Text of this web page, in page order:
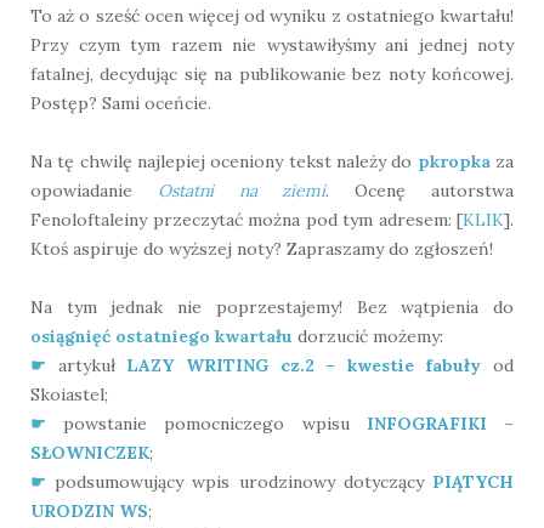
To aż o sześć ocen więcej od wyniku z ostatniego kwartału!
Przy czym tym razem nie wystawiłyśmy ani jednej noty
fatalnej, decydując się na publikowanie bez noty końcowej.
Postęp? Sami oceńcie.
Na tę chwilę najlepiej oceniony tekst należy do pkropkaza
opowiadanie Ostatni na ziemi. Ocenę autorstwa
Fenoloftaleiny przeczytać można pod tym adresem: [KLIK].
Ktoś aspiruje do wyższej noty? Zapraszamy do zgłoszeń!
Na tym jednak nie poprzestajemy! Bez wątpienia do
osiągnięć ostatniego kwartału dorzucić możemy:
☛ artykuł LAZY WRITING cz.2 – kwestie fabuły od
Skoiastel;
☛ powstanie pomocniczego wpisu
INFOGRAFIKI –
SŁOWNICZEK;
☛ podsumowujący wpis urodzinowy dotyczący PIĄTYCH
URODZIN WS;